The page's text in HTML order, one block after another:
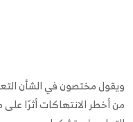
ويقول مختصون في الشأن
من أخطر الانتهاكات أثرًا